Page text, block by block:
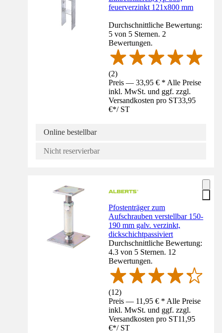
feuerverzinkt 121x800 mm
Durchschnittliche Bewertung:
5 von 5 Sternen. 2
Bewertungen.
(2)
Preis — 33,95 € * Alle Preise
inkl. MwSt. und ggf. zzgl.
Versandkosten pro ST33,95
€*/ ST
Online bestellbar
Nicht reservierbar
Pfostenträger zum
Aufschrauben verstellbar 150-
190 mm galv. verzinkt,
dickschichtpassiviert
Durchschnittliche Bewertung:
4.3 von 5 Sternen. 12
Bewertungen.
(12)
Preis — 11,95 € * Alle Preise
inkl. MwSt. und ggf. zzgl.
Versandkosten pro ST11,95
€*/ ST